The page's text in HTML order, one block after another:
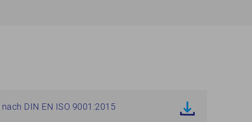
nach DIN EN ISO 9001:2015